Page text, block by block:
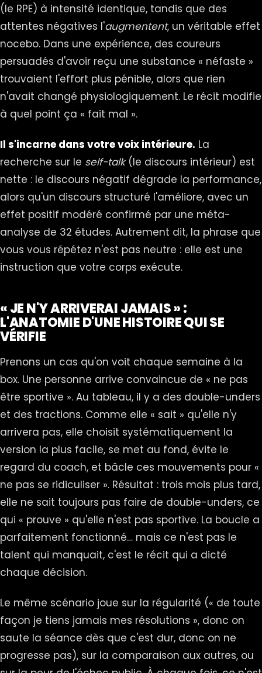
(le RPE) à intensité identique, tandis que des
attentes négatives l'augmentent, un véritable effet
nocebo. Dans une expérience, des coureurs
persuadés d'avoir reçu une substance « néfaste »
trouvaient l'effort plus pénible, alors que rien
n'avait changé physiologiquement. Le récit modifie
à quel point ça « fait mal ».
Il s'incarne dans votre voix intérieure. La
recherche sur le self-talk(le discours intérieur) est
nette : le discours négatif dégrade la performance,
alors qu'un discours structuré l'améliore, avec un
effet positif modéré confirmé par une méta-
analyse de 32 études. Autrement dit, la phrase que
vous vous répétez n'est pas neutre : elle est une
instruction que votre corps exécute.
« JE N'Y ARRIVERAI JAMAIS » :
L'ANATOMIE D'UNE HISTOIRE QUI SE
VÉRIFIE
Prenons un cas qu'on voit chaque semaine à la
box. Une personne arrive convaincue de « ne pas
être sportive ». Au tableau, il y a des double-unders
et des tractions. Comme elle « sait » qu'elle n'y
arrivera pas, elle choisit systématiquement la
version la plus facile, se met au fond, évite le
regard du coach, et bâcle ces mouvements pour «
ne pas se ridiculiser ». Résultat : trois mois plus tard,
elle ne sait toujours pas faire de double-unders, ce
qui « prouve » qu'elle n'est pas sportive. La boucle a
parfaitement fonctionné… mais ce n'est pas le
talent qui manquait, c'est le récit qui a dicté
chaque décision.
Le même scénario joue sur la régularité (« de toute
façon je tiens jamais mes résolutions », donc on
saute la séance dès que c'est dur, donc on ne
progresse pas), sur la comparaison aux autres, ou